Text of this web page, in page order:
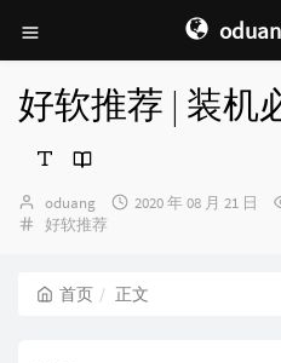
好软推荐 | 装机
博
主：
oduang
发
2020 年 08 月 21 日
分
好软推荐
首页 正文